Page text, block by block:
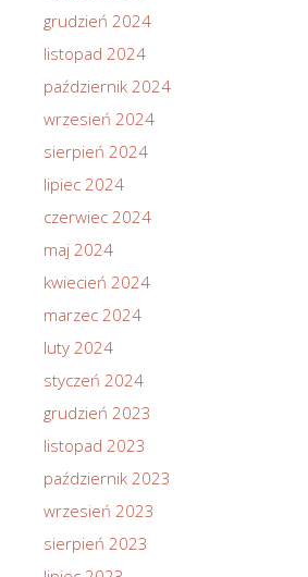
grudzień 2024
listopad 2024
październik 2024
wrzesień 2024
sierpień 2024
lipiec 2024
czerwiec 2024
maj 2024
kwiecień 2024
marzec 2024
luty 2024
styczeń 2024
grudzień 2023
listopad 2023
październik 2023
wrzesień 2023
sierpień 2023